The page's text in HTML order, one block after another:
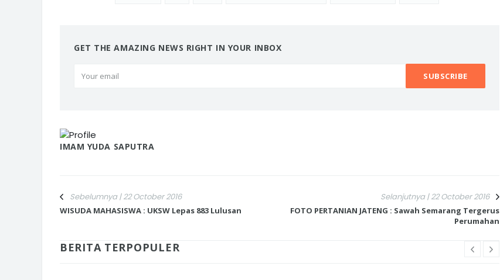
GET THE AMAZING NEWS RIGHT IN YOUR INBOX
IMAM YUDA SAPUTRA
Sebelumnya | 22 October 2016
WISUDA MAHASISWA : UKSW Lepas 883 Lulusan
Selanjutnya | 22 October 2016
FOTO PERTANIAN JATENG : Sawah Semarang Tergerus
Perumahan
BERITA TERPOPULER